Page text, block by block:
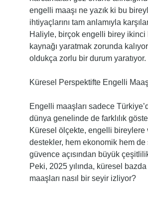
engelli maaşı ne yazık ki bu
ihtiyaçlarını tam anlamıyla
Haliyle, birçok engelli birey ikinci
kaynağı yaratmak zorunda
oldukça zorlu bir durum yaratıyor.
Küresel Perspektifte Engelli
Engelli maaşları sadece
dünya genelinde de farklılık
Küresel ölçekte, engelli bireylere
destekler, hem ekonomik hem de
güvence açısından büyük
Peki, 2025 yılında, küresel
maaşları nasıl bir seyir izliyor?